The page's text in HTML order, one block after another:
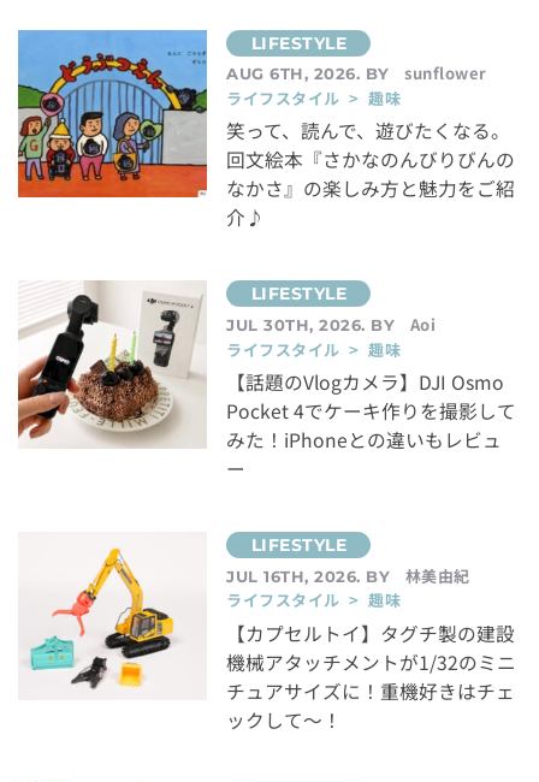
AUG 6TH, 2026. BY
sunflower
ライフスタイル > 趣味
笑って、読んで、遊びたくなる。
回文絵本『さかなのんびりびんの
なかさ』の楽しみ方と魅力をご紹
介♪
JUL 30TH, 2026. BY
Aoi
ライフスタイル > 趣味
【話題のVlogカメラ】DJI Osmo
Pocket 4でケーキ作りを撮影して
みた！iPhoneとの違いもレビュ
ー
JUL 16TH, 2026. BY
林美由紀
ライフスタイル > 趣味
【カプセルトイ】タグチ製の建設
機械アタッチメントが1/32のミニ
チュアサイズに！重機好きはチェ
ックして～！